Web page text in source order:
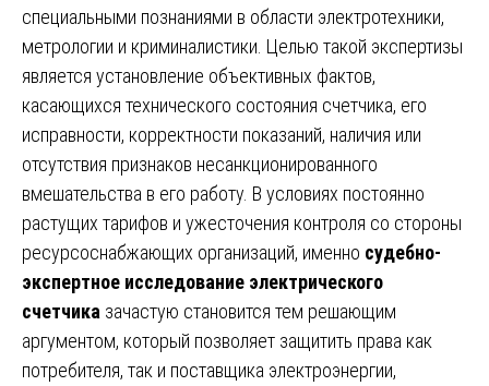
специальными познаниями в области электротехники,
метрологии и криминалистики. Целью такой экспертизы
является установление объективных фактов,
касающихся технического состояния счетчика, его
исправности, корректности показаний, наличия или
отсутствия признаков несанкционированного
вмешательства в его работу. В условиях постоянно
растущих тарифов и ужесточения контроля со стороны
ресурсоснабжающих организаций, именно судебно-
экспертное исследование электрического
счетчика зачастую становится тем решающим
аргументом, который позволяет защитить права как
потребителя, так и поставщика электроэнергии,